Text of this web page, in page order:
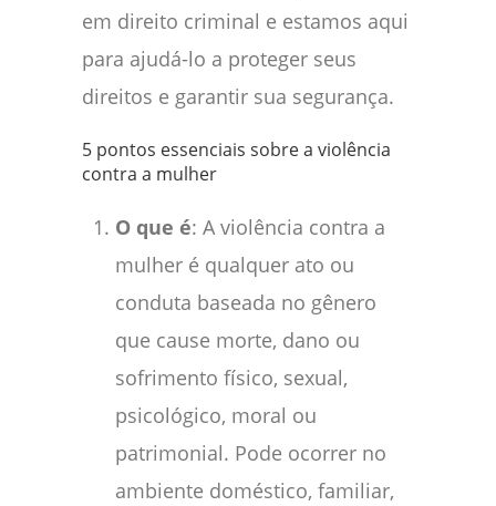
em direito criminal e estamos aqui
para ajudá-lo a proteger seus
direitos e garantir sua segurança.
5 pontos essenciais sobre a violência
contra a mulher
O que é: A violência contra a
mulher é qualquer ato ou
conduta baseada no gênero
que cause morte, dano ou
sofrimento físico, sexual,
psicológico, moral ou
patrimonial. Pode ocorrer no
ambiente doméstico, familiar,